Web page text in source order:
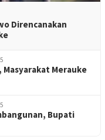
Direncanakan
Merauke
Bupati